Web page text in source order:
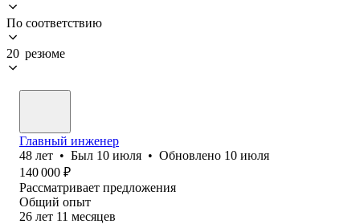
По соответствию
20 резюме
Главный инженер
48 лет • Был 10 июля • Обновлено 10 июля
140 000 ₽
Рассматривает предложения
Общий опыт
26 лет 11 месяцев